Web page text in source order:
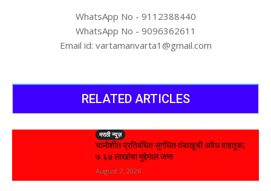
WhatsApp No - 9112388440
WhatsApp No - 9096362611
Email id: vartamanvarta1@gmail.com
RELATED ARTICLES
मराठी न्यूज़
चामोर्शीत प्रतिबंधित सुगंधित तंबाखूची अवैध वाहतूक;
₹७.६७ लाखांचा मुद्देमाल जप्त
August 7, 2026